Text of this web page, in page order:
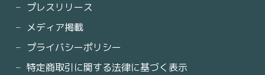
プレスリリース
メディア掲載
プライバシーポリシー
特定商取引に関する法律に基づく表示